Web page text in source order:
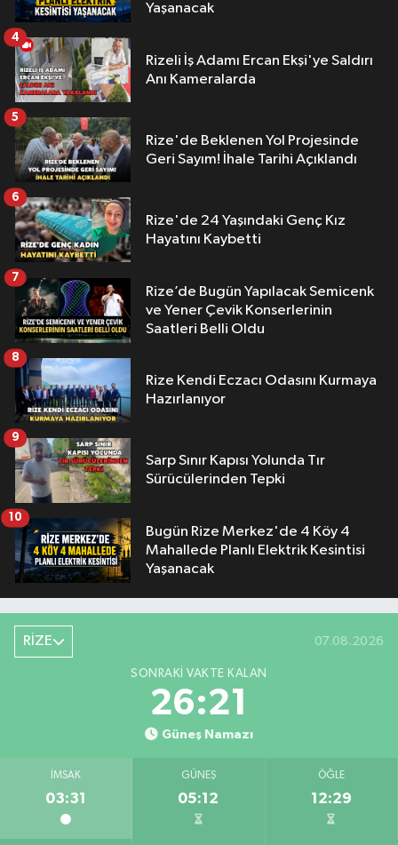
Yaşanacak
Rizeli İş Adamı Ercan Ekşi'ye Saldırı
Anı Kameralarda
4
Rize'de Beklenen Yol Projesinde
Geri Sayım! İhale Tarihi Açıklandı
5
Rize'de 24 Yaşındaki Genç Kız
Hayatını Kaybetti
6
Rize’de Bugün Yapılacak Semicenk
ve Yener Çevik Konserlerinin
Saatleri Belli Oldu
7
Rize Kendi Eczacı Odasını Kurmaya
Hazırlanıyor
8
Sarp Sınır Kapısı Yolunda Tır
Sürücülerinden Tepki
9
Bugün Rize Merkez'de 4 Köy 4
Mahallede Planlı Elektrik Kesintisi
Yaşanacak
10
RİZE 07.08.2026
SONRAKI VAKTE KALAN
26:21
Güneş Namazı
İMSAK
03:31
GÜNEŞ
05:12
ÖĞLE
12:29